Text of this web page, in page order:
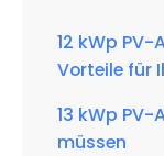
12 kWp
Vorteile für
13 kWp PV-
müssen